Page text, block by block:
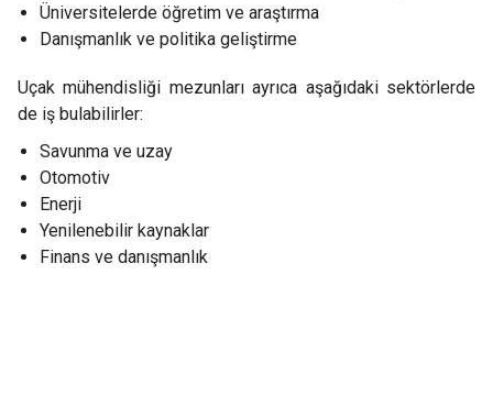
Üniversitelerde öğretim ve araştırma
Danışmanlık ve politika geliştirme
Uçak mühendisliği mezunları ayrıca aşağıdaki sektörlerde
de iş bulabilirler:
Savunma ve uzay
Otomotiv
Enerji
Yenilenebilir kaynaklar
Finans ve danışmanlık